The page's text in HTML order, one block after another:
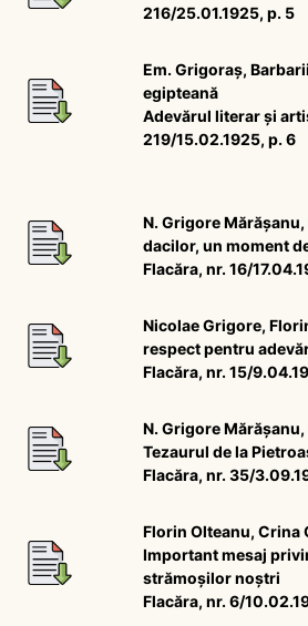
216/25.01.1925, p. 5
Em. Grigoraș,
egipteană
Adevărul literar și
219/15.02.1925, p. 6
N. Grigore
dacilor, un moment
Flacăra, nr. 16/
Nicolae Grigore,
respect pentru
Flacăra, nr. 15/
N. Grigore
Tezaurul de la
Flacăra, nr. 35/
Florin Olteanu, Crina
Important mesaj
strămoșilor noștri
Flacăra, nr. 6/